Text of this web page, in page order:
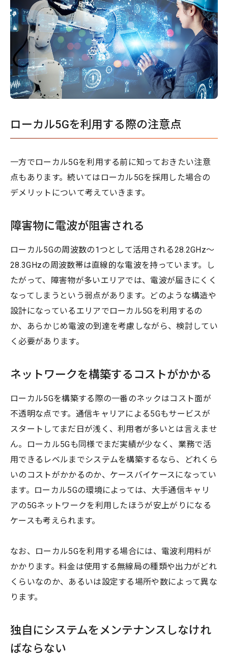
ローカル5Gを利用する際の注意点
一方でローカル5Gを利用する前に知っておきたい注意
点もあります。続いてはローカル5Gを採用した場合の
デメリットについて考えていきます。
障害物に電波が阻害される
ローカル5Gの周波数の1つとして活用される28.2GHz～
28.3GHzの周波数帯は直線的な電波を持っています。し
たがって、障害物が多いエリアでは、電波が届きにくく
なってしまうという弱点があります。どのような構造や
設計になっているエリアでローカル5Gを利用するの
か、あらかじめ電波の到達を考慮しながら、検討してい
く必要があります。
ネットワークを構築するコストがかかる
ローカル5Gを構築する際の一番のネックはコスト面が
不透明な点です。通信キャリアによる5Gもサービスが
スタートしてまだ日が浅く、利用者が多いとは言えませ
ん。ローカル5Gも同様でまだ実績が少なく、業務で活
用できるレベルまでシステムを構築するなら、どれくら
いのコストがかかるのか、ケースバイケースになってい
ます。ローカル5Gの環境によっては、大手通信キャリ
アの5Gネットワークを利用したほうが安上がりになる
ケースも考えられます。
なお、ローカル5Gを利用する場合には、電波利用料が
かかります。料金は使用する無線局の種類や出力がどれ
くらいなのか、あるいは設定する場所や数によって異な
ります。
独自にシステムをメンテナンスしなけれ
ばならない